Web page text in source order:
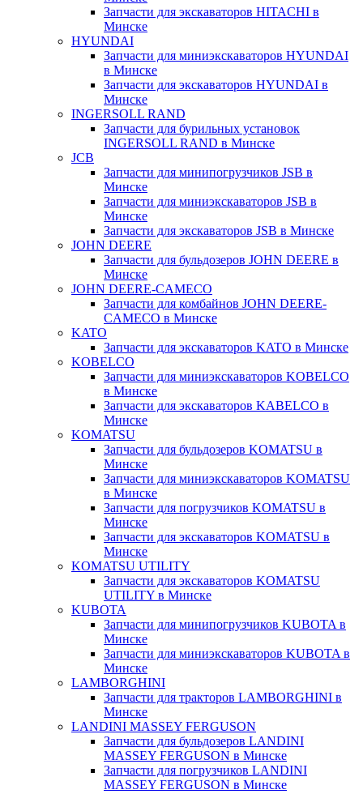
Запчасти для экскаваторов HITACHI в
Минске
HYUNDAI
Запчасти для миниэкскаваторов HYUNDAI
в Минске
Запчасти для экскаваторов HYUNDAI в
Минске
INGERSOLL RAND
Запчасти для бурильных установок
INGERSOLL RAND в Минске
JCB
Запчасти для минипогрузчиков JSB в
Минске
Запчасти для миниэкскаваторов JSB в
Минске
Запчасти для экскаваторов JSB в Минске
JOHN DEERE
Запчасти для бульдозеров JOHN DEERE в
Минске
JOHN DEERE-CAMECO
Запчасти для комбайнов JOHN DEERE-
CAMECO в Минске
KATO
Запчасти для экскаваторов KATO в Минске
KOBELCO
Запчасти для миниэкскаваторов KOBELCO
в Минске
Запчасти для экскаваторов KABELCO в
Минске
KOMATSU
Запчасти для бульдозеров KOMATSU в
Минске
Запчасти для миниэкскаваторов KOMATSU
в Минске
Запчасти для погрузчиков KOMATSU в
Минске
Запчасти для экскаваторов KOMATSU в
Минске
KOMATSU UTILITY
Запчасти для экскаваторов KOMATSU
UTILITY в Минске
KUBOTA
Запчасти для минипогрузчиков KUBOTA в
Минске
Запчасти для миниэкскаваторов KUBOTA в
Минске
LAMBORGHINI
Запчасти для тракторов LAMBORGHINI в
Минске
LANDINI MASSEY FERGUSON
Запчасти для бульдозеров LANDINI
MASSEY FERGUSON в Минске
Запчасти для погрузчиков LANDINI
MASSEY FERGUSON в Минске